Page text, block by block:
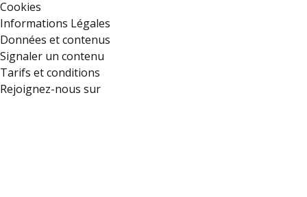
Cookies
Informations Légales
Données et contenus
Signaler un contenu
Tarifs et conditions
Rejoignez-nous sur